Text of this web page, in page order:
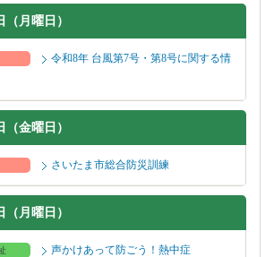
（月曜日）
令和8年 台風第7号・第8号に関する情
（金曜日）
さいたま市総合防災訓練
（月曜日）
声かけあって防ごう！熱中症